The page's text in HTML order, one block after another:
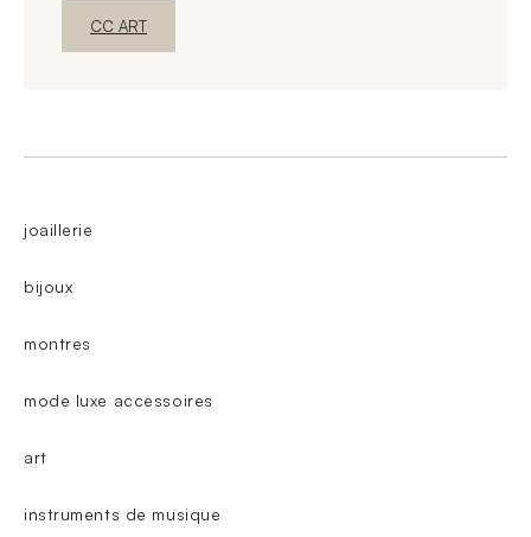
Nova janelaDescubra o
CC ART
joaillerie
bijoux
montres
mode luxe accessoires
art
instruments de musique